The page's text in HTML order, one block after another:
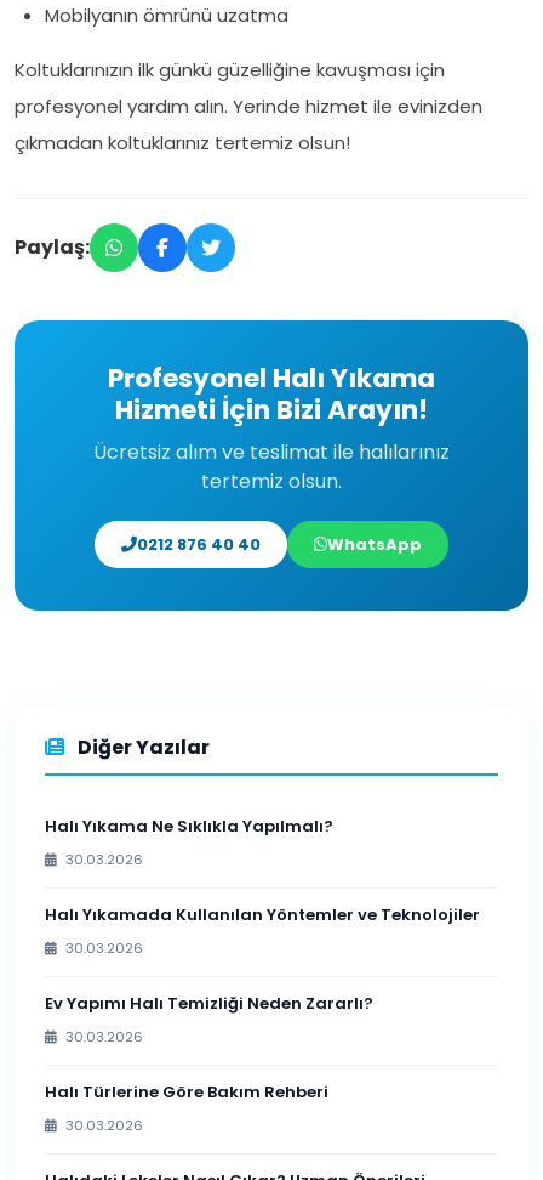
Mobilyanın ömrünü uzatma
Koltuklarınızın ilk günkü güzelliğine kavuşması için
profesyonel yardım alın. Yerinde hizmet ile evinizden
çıkmadan koltuklarınız tertemiz olsun!
Paylaş:
Profesyonel Halı Yıkama
Hizmeti İçin Bizi Arayın!
Ücretsiz alım ve teslimat ile halılarınız
tertemiz olsun.
0212 876 40 40 WhatsApp
Diğer Yazılar
Halı Yıkama Ne Sıklıkla Yapılmalı?
30.03.2026
Halı Yıkamada Kullanılan Yöntemler ve Teknolojiler
30.03.2026
Ev Yapımı Halı Temizliği Neden Zararlı?
30.03.2026
Halı Türlerine Göre Bakım Rehberi
30.03.2026